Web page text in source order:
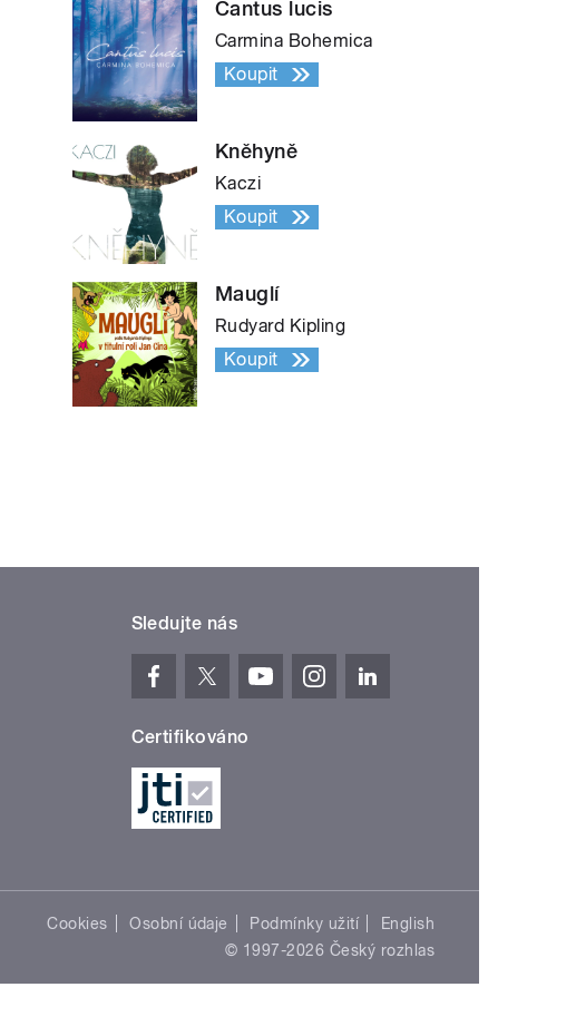
Cantus lucis
Carmina Bohemica
Koupit
Kněhyně
Kaczi
Koupit
Mauglí
Rudyard Kipling
Koupit
Sledujte nás
Certifikováno
Cookies Osobní údaje Podmínky užití
English
© 1997-2026 Český rozhlas